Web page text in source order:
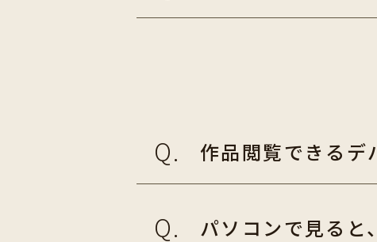
作品閲覧できるデ
パソコンで見ると